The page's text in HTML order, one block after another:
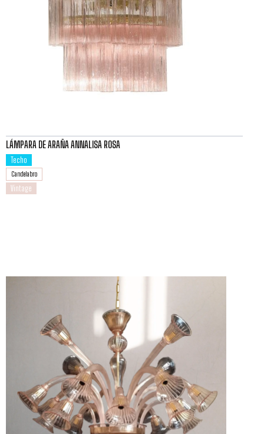
LÁMPARA DE ARAÑA ANNALISA ROSA
Techo
Candelabro
Vintage